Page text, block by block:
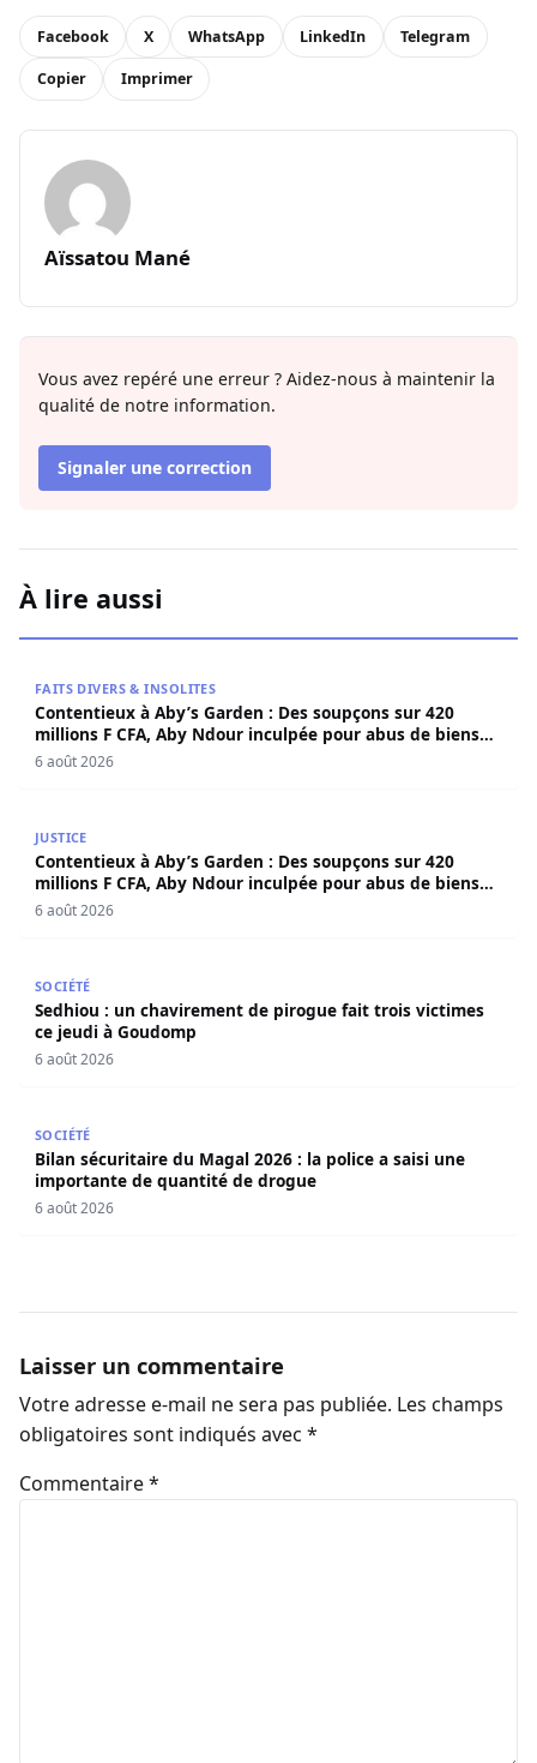
Facebook X WhatsApp LinkedIn Telegram
Copier Imprimer
Aïssatou Mané
Vous avez repéré une erreur ? Aidez-nous à maintenir la
qualité de notre information.
Signaler une correction
À lire aussi
FAITS DIVERS & INSOLITES
Contentieux à Aby’s Garden : Des soupçons sur 420
millions F CFA, Aby Ndour inculpée pour abus de biens
sociaux
6 août 2026
JUSTICE
Contentieux à Aby’s Garden : Des soupçons sur 420
millions F CFA, Aby Ndour inculpée pour abus de biens
sociaux
6 août 2026
SOCIÉTÉ
Sedhiou : un chavirement de pirogue fait trois victimes
ce jeudi à Goudomp
6 août 2026
SOCIÉTÉ
Bilan sécuritaire du Magal 2026 : la police a saisi une
importante de quantité de drogue
6 août 2026
Laisser un commentaire
Votre adresse e-mail ne sera pas publiée. Les champs
obligatoires sont indiqués avec *
Commentaire*